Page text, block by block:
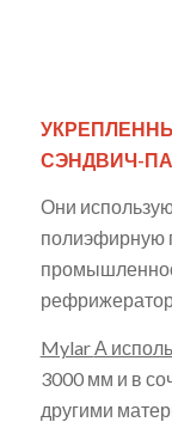
СЭНДВИЧ-
Они
полиэфирную
MylarА
3000 мм и в
другими